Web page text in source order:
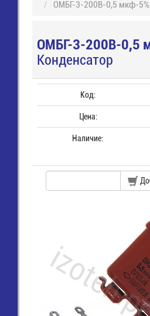
ОМБГ-3-200В-0,5 мкф-5%
ОМБГ-3-200В-0,5
Конденсатор
Код:
Цена:
Наличие: